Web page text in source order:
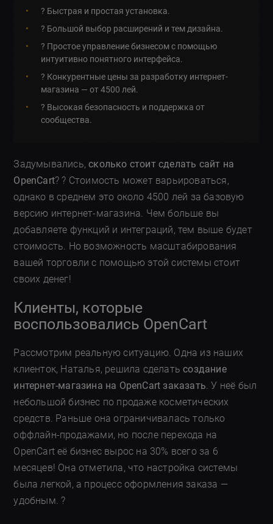
? Быстрая и простая установка.
?️ Большой выбор расширений и тем дизайна.
? Простое управление бизнесом с помощью
интуитивно понятного интерфейса.
? Конкурентные цены за разработку интернет-
магазина — от 4500 лей.
? Высокая безопасность и поддержка от
сообщества.
Задумывались,сколько стоит сделать сайт на
OpenCart? ? Стоимость может варьироваться,
однако в среднем это около 4500 лей за базовую
версию интернет-магазина. Чем больше вы
добавляете функций и интеграций, тем выше будет
стоимость. Но возможность масштабирования
вашей торговли с помощью этой системы стоит
своих денег!
Клиенты, которые
воспользовались OpenCart
Рассмотрим реальную ситуацию. Одна из наших
клиенток, Наталья, решила сделатьсоздание
интернет-магазина на OpenCart заказать. У неё был
небольшой бизнес по продаже косметических
средств. Раньше она ограничивалась только
оффлайн-продажами, но после перехода на
OpenCart её бизнес вырос на 30% всего за 6
месяцев! Она отметила, что настройка системы
была легкой, а процесс оформления заказа —
удобным. ?